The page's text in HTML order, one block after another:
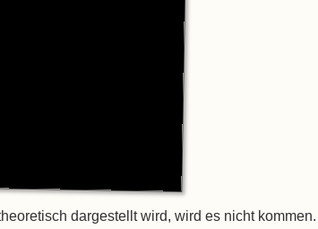
dargestellt wird, wird es nicht kommen.